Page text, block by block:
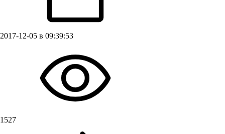
2017-12-05 в 09:39:53
1527